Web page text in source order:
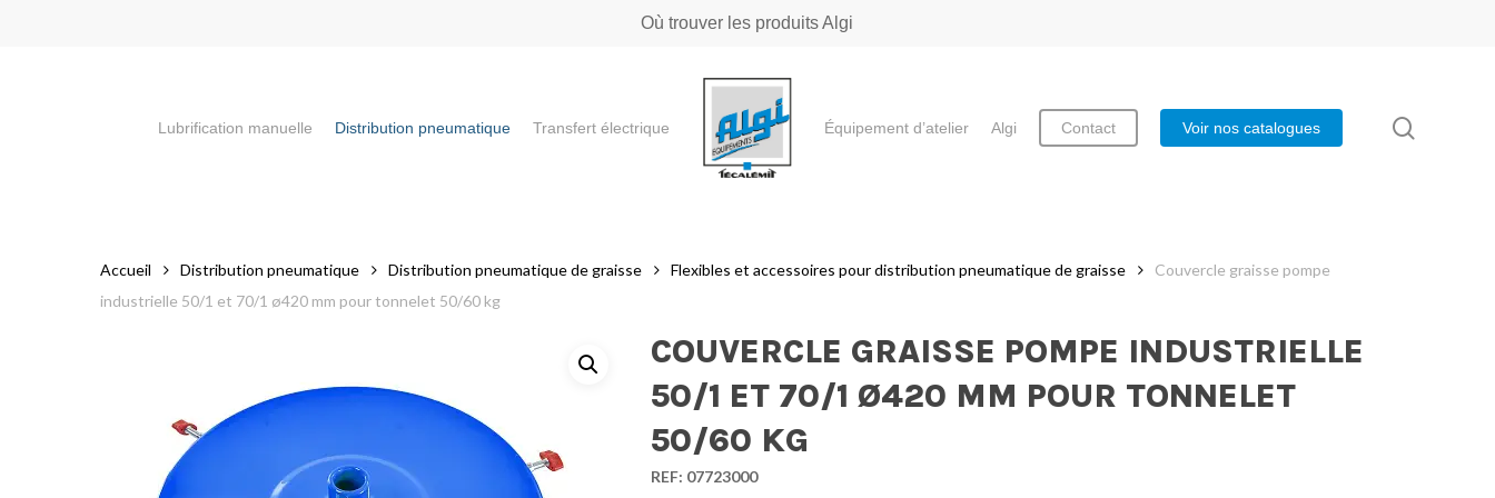
Où trouver les produits Algi
Lubrification manuelle Distribution pneumatique Transfert électrique Équipement d’atelier Algi Contact Voir nos catalogues
Accueil Distribution pneumatique Distribution pneumatique de graisse Flexibles et accessoires pour distribution pneumatique de graisse
Couvercle graisse pompe
industrielle 50/1 et 70/1 ø420 mm pour tonnelet 50/60 kg
COUVERCLE GRAISSE POMPE INDUSTRIELLE
50/1 ET 70/1 Ø420 MM POUR TONNELET
50/60 KG
REF: 07723000